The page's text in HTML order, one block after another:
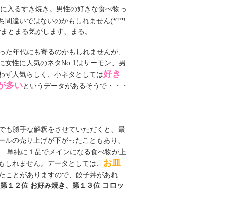
入るすき焼き。男性の好きな食べ物っ
間違いではないのかもしれません(*´罒
とまる気がします、まる。
年代にも寄るのかもしれませんが、
性に人気のネタNo.1はサーモン、男
ず人気らしく、小ネタとしては好き
多いというデータがあるそうで・・・
も勝手な解釈をさせていただくと、最
の売り上げが下がったこともあり、
単純に１品でメインになる食べ物が上
れません。データとしては、 お皿
ことがありますので、餃子丼があれ
１２位 お好み焼き、第１３位 コロッ